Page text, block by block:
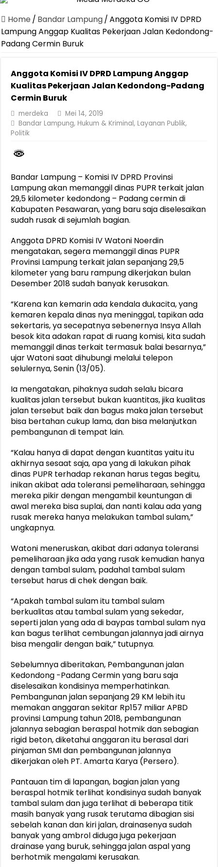
Dirut Jasa Raharja Dampingi Wamenhub Tinjau Penanganan
Pastikan Pelayanan Maksimal, Direksi Jasa Raharja Tinjau Korban
Dirut Jasa Raharja Dampingi Wamenhub Tinjau Penanganan
Gelar Audiensi, Jasa Raharja dan Kementerian PANRB Perkuat
Berkontribusi terhadap Keselamatan dan Mobilitas Masyarakat,
Pemprov Lampung Dukung Penuh Lampung Financial Festival,
Pengesahan Raperda APBD 2025 Jadi Langkah Penguatan
Home / Bandar Lampung/Anggota Komisi IV DPRD
Lampung Anggap Kualitas Pekerjaan Jalan Kedondong-
Padang Cermin Buruk
Anggota Komisi IV DPRD Lampung Anggap
Kualitas Pekerjaan Jalan Kedondong-Padang
Cermin Buruk
merdeka
Mei 14, 2019
Bandar Lampung,Hukum & Kriminal,Layanan Publik,
Politik
Bandar Lampung – Komisi IV DPRD Provinsi
Lampung akan memanggil dinas PUPR terkait jalan
29,5 kilometer kedondong – Padang cermin di
Kabupaten Pesawaran, yang baru saja diselesaikan
sudah rusak di sejumlah bagian.
Anggota DPRD Komisi IV Watoni Noerdin
mengatakan, segera memanggil dinas PUPR
Provinsi Lampung terkait jalan sepanjang 29,5
kilometer yang baru rampung dikerjakan bulan
Desember 2018 sudah banyak kerusakan.
“Karena kan kemarin ada kendala dukacita, yang
kemaren kepala dinas nya meninggal, tapikan ada
sekertaris, ya secepatnya sebenernya Insya Allah
besok kita adakan rapat di ruang komisi, kita sudah
memanggil dinas terkait termasuk balai besarnya,”
ujar Watoni saat dihubungi melalui telepon
selulernya, Senin (13/05).
Ia mengatakan, pihaknya sudah selalu bicara
kualitas jalan tersebut bukan kuantitas, jika kualitas
jalan tersebut baik dan bagus maka jalan tersebut
bisa bertahan cukup lama, dan bisa melanjutkan
pembangunan di tempat lain.
“Kalau hanya di dapat dengan kuantitas yaitu itu
akhirnya sesaat saja, apa yang di lakukan pihak
dinas PUPR terhadap rekanan harus tegas begitu,
inikan akibat ada toleransi pemeliharaan, sehingga
mereka pikir dengan mengambil keuntungan di
awal mereka bisa suplai, dan nanti kalau ada yang
rusak mereka hanya melakukan tambal sulam,”
ungkapnya.
Watoni meneruskan, akibat dari adanya toleransi
pemeliharaan jika ada yang rusak kemudian hanya
dengan tambal sulam, padahal tambal sulam
tersebut harus di chek dengan baik.
“Apakah tambal sulam itu tambal sulam
berkualitas atau tambal sulam yang sekedar,
seperti jalan yang ada di baypas tambal sulam nya
kan bagus terlihat cembungan jalannya jadi airnya
bisa mengalir dengan baik,” tutupnya.
Sebelumnya diberitakan, Pembangunan jalan
Kedondong -Padang Cermin yang baru saja
diselesaikan kondisinya memperhatinkan.
Pembangunan jalan sepanjang 29 KM lebih itu
memakan anggaran sekitar Rp157 miliar APBD
provinsi Lampung tahun 2018, pembangunan
jalannya sebagian beraspal hotmik dan sebagian
rigid beton, diketahui anggaran itu berasal dari
pinjaman SMI dan pembangunan jalannya
dikerjakan oleh PT. Amarta Karya (Persero).
Pantauan tim di lapangan, bagian jalan yang
beraspal hotmik terlihat kondisinya sudah banyak
tambal sulam dan juga terlihat di beberapa titik
masih banyak yang rusak terutama dibagian sisi
sebelah kanan dan kiri jalan, drainasenya sudah
banyak yang ambrol diduga juga pekerjaan
drainase yang buruk, sehingga jalan aspal yang
berhotmik mengalami kerusakan.